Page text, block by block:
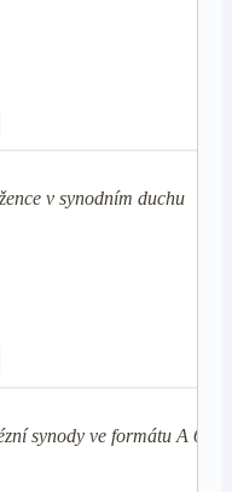
v synodním duchu
synody ve formátu A 6